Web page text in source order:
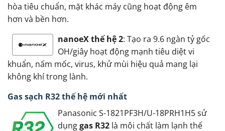
hòa tiêu chuẩn, mặt khác máy cũng hoạt động êm
hơn và bền hơn.
nanoeX thế hệ 2: Tạo ra 9.6 ngàn tỷ gốc
OH/giây hoạt động mạnh tiêu diệt vi
khuẩn, nấm mốc, virus, khử mùi hiệu quả mang lại
không khí trong lành.
Gas sạch R32 thế hệ mới nhất
Panasonic S-1821PF3H/U-18PRH1H5 sử
dụnggas R32 là môi chất làm lạnh thế